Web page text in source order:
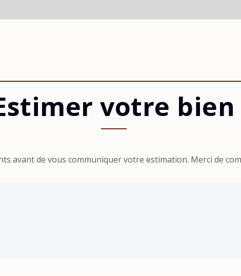
votre bien
avant de vous communiquer votre estimation. Merci de